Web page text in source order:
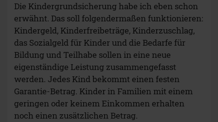
Die Kindergrundsicherung habe ich eben schon
erwähnt. Das soll folgendermaßen funktionieren:
Kindergeld, Kinderfreibeträge, Kinderzuschlag,
das Sozialgeld für Kinder und die Bedarfe für
Bildung und Teilhabe sollen in eine neue
eigenständige Leistung zusammengefasst
werden. Jedes Kind bekommt einen festen
Garantie-Betrag. Kinder in Familien mit einem
geringen oder keinem Einkommen erhalten
noch einen zusätzlichen Betrag.